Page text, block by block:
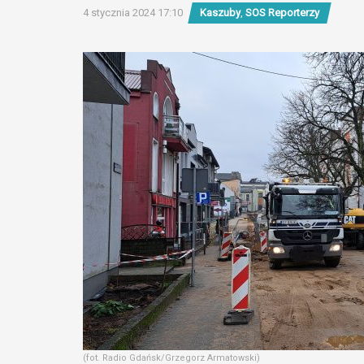
4 stycznia 2024 17:10 Kaszuby, SOS Reporterzy
(fot. Radio Gdańsk/Grzegorz Armatowski)